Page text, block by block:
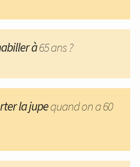
à65 ans ?
la jupequand on a 60